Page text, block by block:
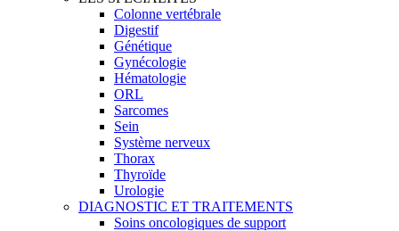
Colonne vertébrale
Digestif
Génétique
Gynécologie
Hématologie
ORL
Sarcomes
Sein
Système nerveux
Thorax
Thyroïde
Urologie
DIAGNOSTIC ET TRAITEMENTS
Soins oncologiques de support